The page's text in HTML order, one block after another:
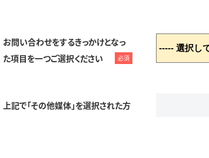
お問い合わせをするきっかけとなっ
た項目を一つご選択ください
必須
上記で「その他媒体」を選択された方